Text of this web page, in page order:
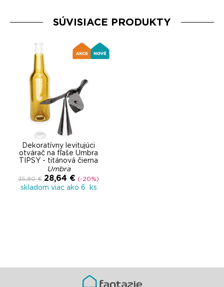
SÚVISIACE PRODUKTY
Dekoratívny levitujúci
otvárač na fľaše Umbra
TIPSY - titánová čierna
Umbra
35,80 € 28,64 € (-20%)
skladom viac ako 6 ks